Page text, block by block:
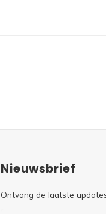
Nieuwsbrief
Ontvang de laatste